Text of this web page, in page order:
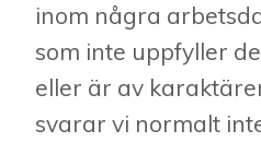
inom några
som inte uppfyller
eller är av
svarar vi normalt